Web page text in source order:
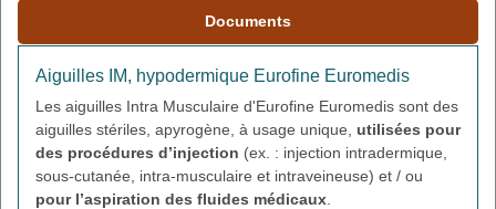
Documents
Aiguilles IM, hypodermique Eurofine Euromedis
Les aiguilles Intra Musculaire d'Eurofine Euromedis sont des
aiguilles stériles, apyrogène, à usage unique, utilisées pour
des procédures d’injection (ex. : injection intradermique,
sous-cutanée, intra-musculaire et intraveineuse) et / ou
pour l’aspiration des fluides médicaux